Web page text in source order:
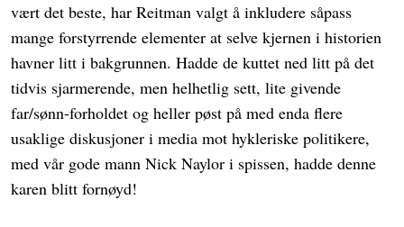
vært det beste, har Reitman valgt å inkludere såpass
mange forstyrrende elementer at selve kjernen i historien
havner litt i bakgrunnen. Hadde de kuttet ned litt på det
tidvis sjarmerende, men helhetlig sett, lite givende
far/sønn-forholdet og heller pøst på med enda flere
usaklige diskusjoner i media mot hykleriske politikere,
med vår gode mann Nick Naylor i spissen, hadde denne
karen blitt fornøyd!